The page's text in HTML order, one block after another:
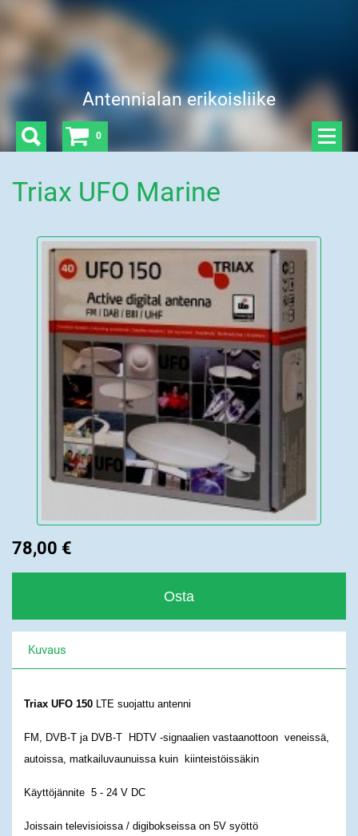
Antennialan erikoisliike
Triax UFO Marine
78,00 €
Kuvaus
Triax UFO 150LTEsuojattu antenni
FM, DVB-T ja DVB-T HDTV -signaalien vastaanottoon veneissä,
autoissa, matkailuvaunuissa kuin kiinteistöissäkin
Käyttöjännite 5 - 24 V DC
Joissain televisioissa / digibokseissa on 5V syöttö
0